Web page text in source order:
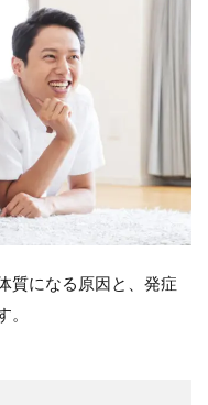
質になる原因と、発症
。